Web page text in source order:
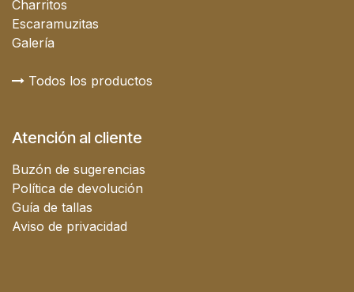
Charritos
Escaramuzitas
Galería
Todos los productos
Atención al cliente
Buzón de sugerencias
Política de devolución
Guía de tallas
Aviso de privacidad